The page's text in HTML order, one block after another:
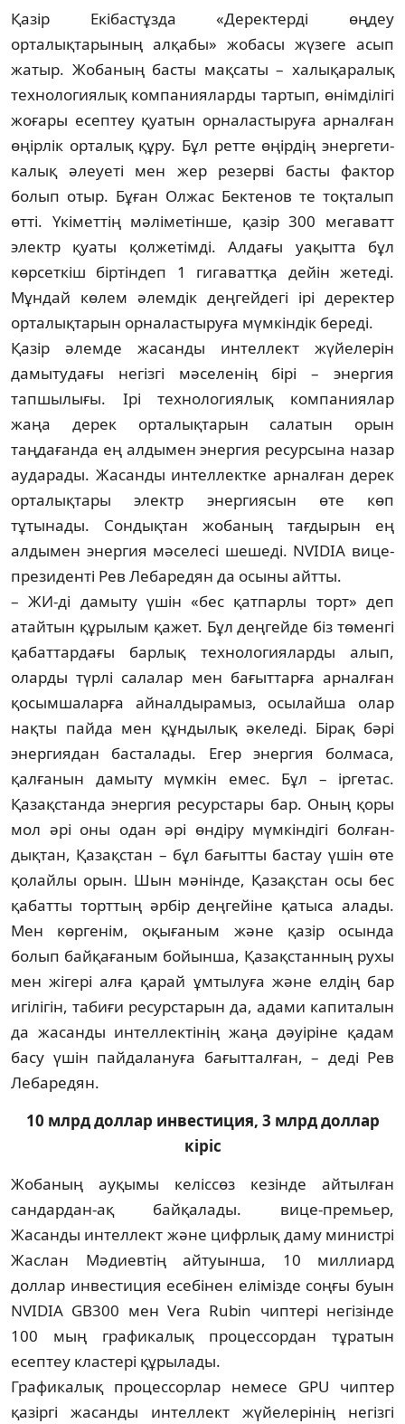
Қазір Екібастұзда «Деректерді өңдеу
орталықтарының алқабы» жобасы жүзеге асып
жатыр. Жобаның басты мақсаты – халықаралық
технологиялық компания­ларды тартып, өнімділігі
жоғары есептеу қуатын орналастыруға арналған
өңірлік орталық құру. Бұл ретте өңірдің энерге­ти­
калық әлеуеті мен жер резерві басты фактор
болып отыр. Бұған Олжас Бектенов те тоқталып
өтті. Үкіметтің мәліметінше, қазір 300 мегаватт
электр қуаты қолжетімді. Алдағы уақытта бұл
көрсеткіш біртіндеп 1 гигаваттқа дейін жетеді.
Мұндай көлем әлемдік деңгейдегі ірі деректер
орталық­тарын орналастыруға мүмкіндік береді.
Қазір әлемде жасанды интеллект жүйе­лерін
дамытудағы негізгі мәселенің бірі – энергия
тапшылығы. Ірі технологиялық компаниялар
жаңа дерек орталықтарын салатын орын
таңдағанда ең алдымен энер­гия ресурсына назар
аударады. Жасанды интеллектке арналған дерек
орталықтары электр энергиясын өте көп
тұтынады. Сондықтан жобаның тағдырын ең
алдымен энергия мәселесі шешеді. NVIDIA вице-
президенті Рев Лебаредян да осыны айтты.
– ЖИ-ді дамыту үшін «бес қатпарлы торт» деп
атайтын құрылым қажет. Бұл деңгейде біз төменгі
қабаттардағы барлық техно­логияларды алып,
оларды түрлі сала­лар мен бағыттарға арналған
қосымшаларға айнал­дырамыз, осылайша олар
нақты пайда мен құндылық әкеледі. Бірақ бәрі
энергиядан басталады. Егер энергия болмаса,
қалғанын дамыту мүмкін емес. Бұл – іргетас.
Қазақ­стан­да энергия ресурстары бар. Оның қоры
мол әрі оны одан әрі өндіру мүмкіндігі бол­ған­
дықтан, Қазақстан – бұл бағытты бастау үшін өте
қолайлы орын. Шын мәнінде, Қазақстан осы бес
қабатты торттың әрбір дең­гейіне қатыса алады.
Мен көргенім, оқығаным және қазір осында
болып байқағаным бойынша, Қазақстанның рухы
мен жігері алға қарай ұмтылуға және елдің бар
игілігін, табиғи ресурстарын да, адами капиталын
да жасанды интеллектінің жаңа дәуіріне қадам
басу үшін пайдалануға бағытталған, – деді Рев
Лебаредян.
10 млрд доллар инвестиция, 3 млрд доллар
кіріс
Жобаның ауқымы келіссөз кезінде айтылған
сандардан-ақ байқалады. вице-премьер,
Жасанды интеллект және цифрлық даму министрі
Жаслан Мәдиевтің айтуынша, 10 миллиард
доллар инвестиция есебінен елімізде соңғы буын
NVIDIA GB300 мен Vera Rubin чиптері негізінде
100 мың графикалық процессордан тұратын
есептеу кластері құрылады.
Графикалық процессорлар немесе GPU чиптер
қазіргі жасанды интеллект жүйелері­нің негізгі